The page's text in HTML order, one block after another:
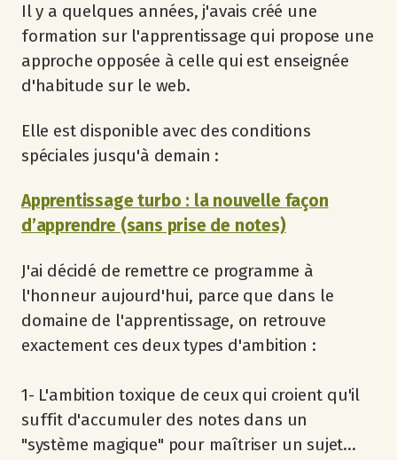
Il y a quelques années, j'avais créé une
formation sur l'apprentissage qui propose une
approche opposée à celle qui est enseignée
d'habitude sur le web.
Elle est disponible avec des conditions
spéciales jusqu'à demain :
Apprentissage turbo : la nouvelle façon
d’apprendre (sans prise de notes)
J'ai décidé de remettre ce programme à
l'honneur aujourd'hui, parce que dans le
domaine de l'apprentissage, on retrouve
exactement ces deux types d'ambition :
1- L'ambition toxique de ceux qui croient qu'il
suffit d'accumuler des notes dans un
"système magique" pour maîtriser un sujet...